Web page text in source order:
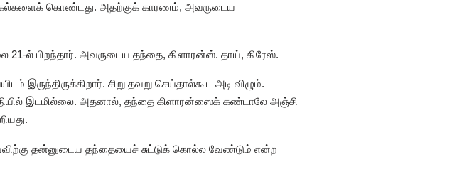
கொண்டது. அதற்குக் காரணம், அவருடைய
ல் பிறந்தார். அவருடைய தந்தை, கிளாரன்ஸ். தாய், கிரேஸ்.
இருந்திருக்கிறார். சிறு தவறு செய்தால்கூட அடி விழும்.
இடமில்லை. அதனால், தந்தை கிளாரன்ஸைக் கண்டாலே அஞ்சி
தன்னுடைய தந்தையைச் சுட்டுக் கொல்ல வேண்டும் என்ற